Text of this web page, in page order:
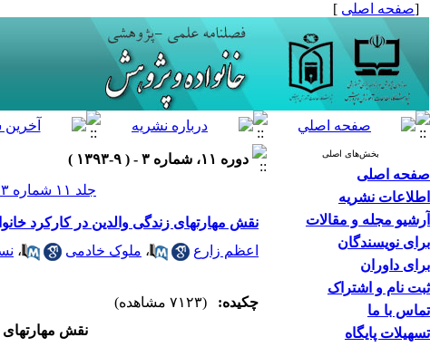
[صفحه اصلی ]
بخش‌های اصلی
صفحه اصلی
اطلاعات نشریه
آرشیو مجله و مقالات
برای نویسندگان
برای داوران
ثبت نام و اشتراک
تماس با ما
تسهیلات پایگاه
دوره ۱۱، شماره ۳ - ( ۹-۱۳۹۳ )
جلد ۱۱ شماره ۳ صفحات ۹۶-۷۹
نقش مهارتهای زندگی والدین در کارکرد
اعظم زارع
، ملوک خادمی ،
چکیده:
(۷۱۲۳ مشاهده)
نقش مهارتهای